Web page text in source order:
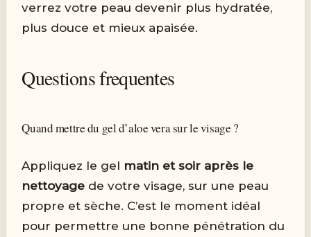
verrez votre peau devenir plus hydratée,
plus douce et mieux apaisée.
Questions frequentes
Quand mettre du gel d’aloe vera sur le visage ?
Appliquez le gel matin et soir après le
nettoyage de votre visage, sur une peau
propre et sèche. C’est le moment idéal
pour permettre une bonne pénétration du